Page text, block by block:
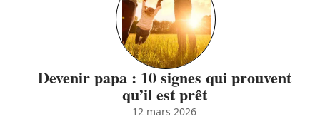
Devenir papa : 10 signes qui prouvent
qu’il est prêt
12 mars 2026